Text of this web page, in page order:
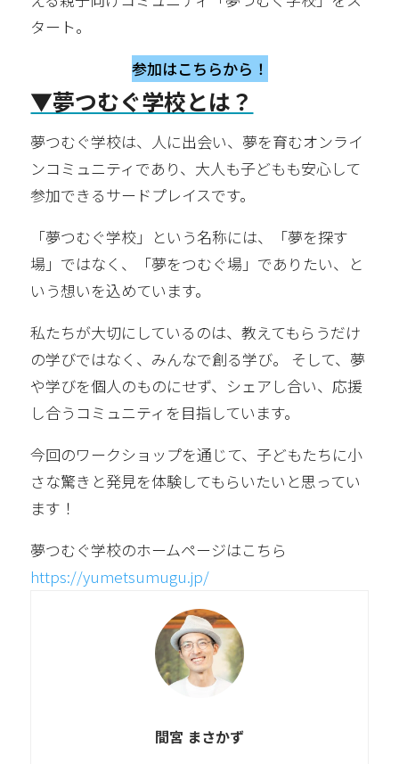
タート。
参加はこちらから！
▼夢つむぐ学校とは？
夢つむぐ学校は、人に出会い、夢を育むオンライ
ンコミュニティであり、大人も子どもも安心して
参加できるサードプレイスです。
「夢つむぐ学校」という名称には、「夢を探す
場」ではなく、「夢をつむぐ場」でありたい、と
いう想いを込めています。
私たちが大切にしているのは、教えてもらうだけ
の学びではなく、みんなで創る学び。 そして、夢
や学びを個人のものにせず、シェアし合い、応援
し合うコミュニティを目指しています。
今回のワークショップを通じて、子どもたちに小
さな驚きと発見を体験してもらいたいと思ってい
ます！
夢つむぐ学校のホームページはこちら
https://yumetsumugu.jp/
間宮 まさかず